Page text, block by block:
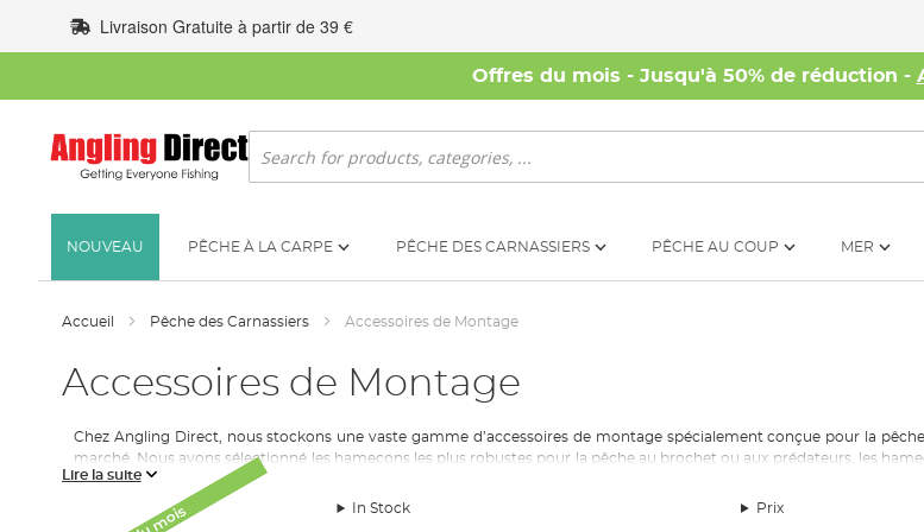
au
contenu
Livraison Gratuite à partir de 39 €
Offres du mois - Jusqu'à 50% de réduction -
Rechercher
NOUVEAU PÊCHE À LA CARPE PÊCHE DES CARNASSIERS PÊCHE AU COUP MER
Accueil Pêche des Carnassiers Accessoires de Montage
Accessoires de Montage
Chez Angling Direct, nous stockons une vaste gamme d’accessoires de montage spécialement conçue pour la
marché Nous avons sélectionné les hameçons les plus robustes pour la pêche au brochet ou aux prédateurs, les
vos propres
bas de ligne s pour la pêche aux appâts morts ou aux leurres.
Avec la pêche aux prédateurs, il y a tant de présentations différentes d'appâts et de bas de lignesà choisir, ainsi que
Lire la suite
In Stock Prix